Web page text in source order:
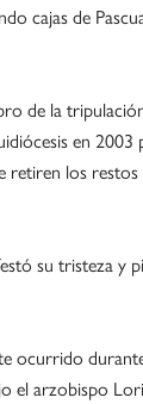
cajas de
de la
en
los
su tristeza y
ocurrido
el arzobispo